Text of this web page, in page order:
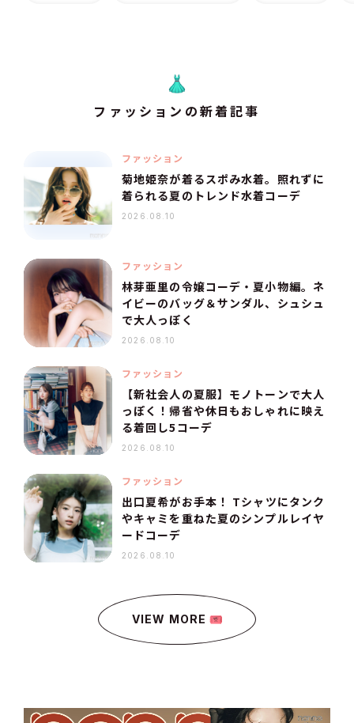
ファッションの新着記事
ファッション
菊地姫奈が着るスポみ水着。照れずに
着られる夏のトレンド水着コーデ
2026.08.10
ファッション
林芽亜里の令嬢コーデ・夏小物編。ネ
イビーのバッグ＆サンダル、シュシュ
で大人っぽく
2026.08.10
ファッション
【新社会人の夏服】モノトーンで大人
っぽく！帰省や休日もおしゃれに映え
る着回し5コーデ
2026.08.10
ファッション
出口夏希がお手本！ Tシャツにタンク
やキャミを重ねた夏のシンプルレイヤ
ードコーデ
2026.08.10
VIEW MORE